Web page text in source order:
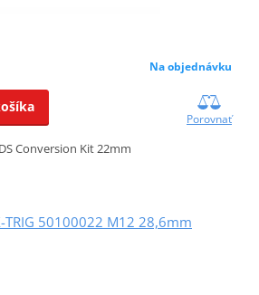
Na objednávku
Porovnať
Conversion Kit 22mm
TRIG 50100022 M12 28,6mm